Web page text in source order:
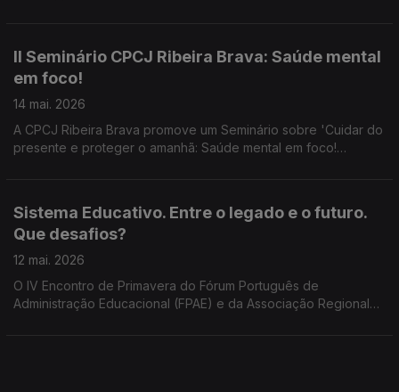
II Seminário CPCJ Ribeira Brava: Saúde mental
em foco!
14 mai. 2026
A CPCJ Ribeira Brava promove um Seminário sobre 'Cuidar do
presente e proteger o amanhã: Saúde mental em foco!
Sistema Educativo. Entre o legado e o futuro.
Que desafios?
12 mai. 2026
O IV Encontro de Primavera do Fórum Português de
Administração Educacional (FPAE) e da Associação Regional